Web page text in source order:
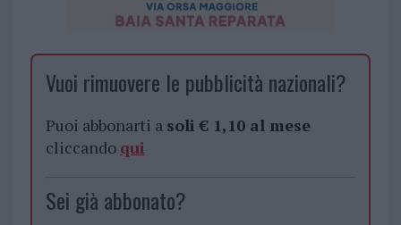
Vuoi rimuovere le pubblicità nazionali?
Puoi abbonarti a soli € 1,10 al mese
cliccando qui
Sei già abbonato?